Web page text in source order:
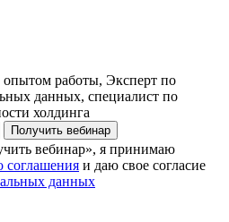
работы, Эксперт по
данных, специалист по
холдинга
Получить вебинар
вебинар», я принимаю
соглашения и даю свое согласие
данных